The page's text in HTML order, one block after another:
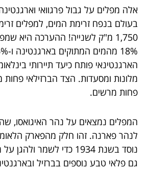
אלה מפלים על גבול פרגוואי
בעולם בנפח זרימת המים, למפלים
1,750 מ"ק לשנייה! ההערכה היא
הארגנטינאי פותח כיעד תיירותי
מלונות ומסעדות. הצד הברזילאי
פחות מרשים.
המפלים נמצאים על נהר האיגואסו,
לנהר פארנה. זהו חלק מהפארק
נוסד בשנת 1934 כדי לשמר
גם פלאי טבע נוספים בברזיל